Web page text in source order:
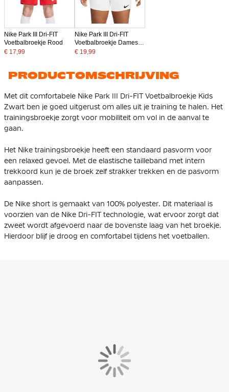
Nike Park III Dri-FIT
Voetbalbroekje Rood
€ 17,99
Nike Park III Dri-FIT
Voetbalbroekje Dames
Wit
€ 19,99
PRODUCTOMSCHRIJVING
Met dit comfortabele Nike Park III Dri-FIT Voetbalbroekje Kids
Zwart ben je goed uitgerust om alles uit je training te halen. Het
trainingsbroekje zorgt voor mobiliteit om vol in de aanval te
gaan.
Het Nike trainingsbroekje heeft een standaard pasvorm voor
een relaxed gevoel. Met de elastische tailleband met intern
trekkoord kun je de broek zelf strakker trekken en de pasvorm
aanpassen.
De Nike short is gemaakt van 100% polyester. Dit materiaal is
voorzien van de Nike Dri-FIT technologie, wat ervoor zorgt dat
zweet wordt afgevoerd naar de bovenste laag van het broekje.
Hierdoor blijf je droog en comfortabel tijdens het voetballen.